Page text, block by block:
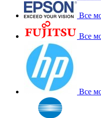
Все
Все
Все